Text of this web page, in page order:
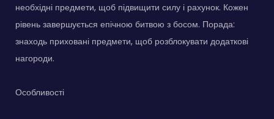
необхідні предмети, щоб підвищити силу і рахунок. Кожен
рівень завершується епічною битвою з босом. Порада:
знаходь приховані предмети, щоб розблокувати додаткові
нагороди.
Особливості